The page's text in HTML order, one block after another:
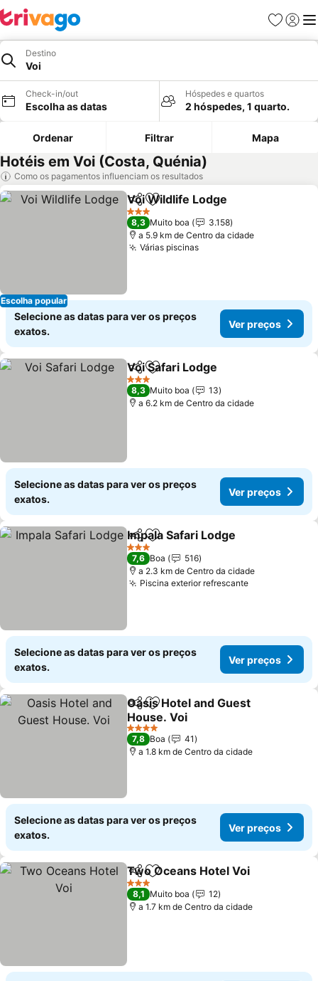
Favoritos
Iniciar
Destino
Voi
Check-in/out
Escolha as datas
Hóspedes e quartos
2 hóspedes, 1 quarto.
Ordenar Filtrar Mapa
Hotéis em Voi (Costa, Quénia)
Como os pagamentos influenciam os resultados
Escolha popular
PartilharAdicionar aos favoritos
Voi Wildlife Lodge
3 Estrelas
8,3 Muito boa
3.158
a 5.9 km de Centro da cidade
Várias piscinas
Selecione as datas para ver os preços
exatos.
Ver preços
PartilharAdicionar aos favoritos
Voi Safari Lodge
3 Estrelas
8,3 Muito boa
13
a 6.2 km de Centro da cidade
Selecione as datas para ver os preços
exatos.
Ver preços
PartilharAdicionar aos favoritos
Impala Safari Lodge
3 Estrelas
7,6 Boa
516
a 2.3 km de Centro da cidade
Piscina exterior refrescante
Selecione as datas para ver os preços
exatos.
Ver preços
PartilharAdicionar aos favoritos
Oasis Hotel and Guest
House. Voi
4 Estrelas
7,8 Boa
41
a 1.8 km de Centro da cidade
Selecione as datas para ver os preços
exatos.
Ver preços
PartilharAdicionar aos favoritos
Two Oceans Hotel Voi
3 Estrelas
8,1 Muito boa
12
a 1.7 km de Centro da cidade